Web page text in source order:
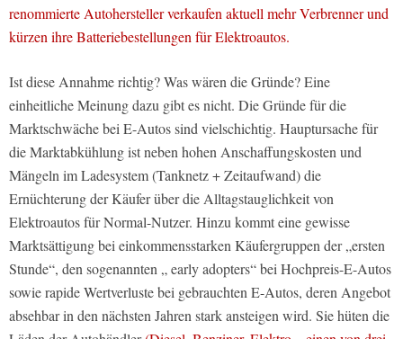
renommierte Autohersteller verkaufen aktuell mehr Verbrenner und
kürzen ihre Batteriebestellungen für Elektroautos.
Ist diese Annahme richtig? Was wären die Gründe? Eine
einheitliche Meinung dazu gibt es nicht. Die Gründe für die
Marktschwäche bei E-Autos sind vielschichtig. Hauptursache für
die Marktabkühlung ist neben hohen Anschaffungskosten und
Mängeln im Ladesystem (Tanknetz + Zeitaufwand) die
Ernüchterung der Käufer über die Alltagstauglichkeit von
Elektroautos für Normal-Nutzer. Hinzu kommt eine gewisse
Marktsättigung bei einkommensstarken Käufergruppen der „ersten
Stunde“, den sogenannten „ early adopters“ bei Hochpreis-E-Autos
sowie rapide Wertverluste bei gebrauchten E-Autos, deren Angebot
absehbar in den nächsten Jahren stark ansteigen wird. Sie hüten die